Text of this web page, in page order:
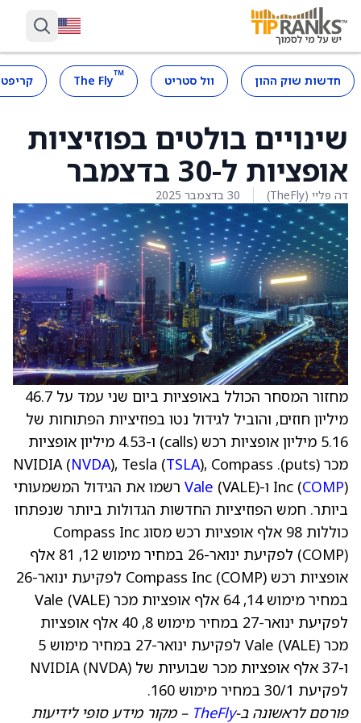
חדשות שוק ההון וול סטריט ™
The Fly
שינויים בולטים בפוזיציות
אופציות ל-30 בדצמבר
דה פליי (TheFly) 30 בדצמבר 2025
מחזור המסחר הכולל באופציות ביום שני עמד על 46.7
מיליון חוזים, והוביל לגידול נטו בפוזיציות הפתוחות של
5.16 מיליון אופציות רכש (calls) ו-4.53 מיליון אופציות
מכר (puts). NVIDIA (
NVDA), Tesla (TSLA), Compass
Inc (COMP) ו- Vale (VALE) רשמו את הגידול המשמעותי
ביותר. חמש הפוזיציות החדשות הגדולות ביותר שנפתחו
כוללות 98 אלף אופציות רכש מסוג Compass Inc
(COMP) לפקיעת ינואר-26 במחיר מימוש 12, 81 אלף
אופציות רכש Compass Inc (COMP) לפקיעת ינואר-26
במחיר מימוש 14, 64 אלף אופציות מכר Vale (VALE)
לפקיעת ינואר-27 במחיר מימוש 8, 40 אלף אופציות
מכר Vale (VALE) לפקיעת ינואר-27 במחיר מימוש 5
ו-37 אלף אופציות מכר שבועיות של NVIDIA (NVDA)
לפקיעת 30/1 במחיר מימוש 160.
פורסם לראשונה ב-TheFly – מקור מידע סופי לידיעות